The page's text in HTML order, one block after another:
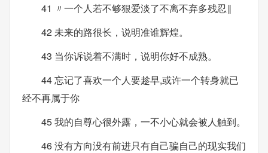
41 〃一个人若不够狠爱淡了不离不弃多残忍‖
42 未来的路很长，说明准谁辉煌。
43 当你诉说着不满时，说明你好不成熟。
44 忘记了喜欢一个人要趁早,或许一个转身就已
经不再属于你
45 我的自尊心很外露，一不小心就会被人触到。
46 没有方向没有前进只有自己骗自己的现实我们